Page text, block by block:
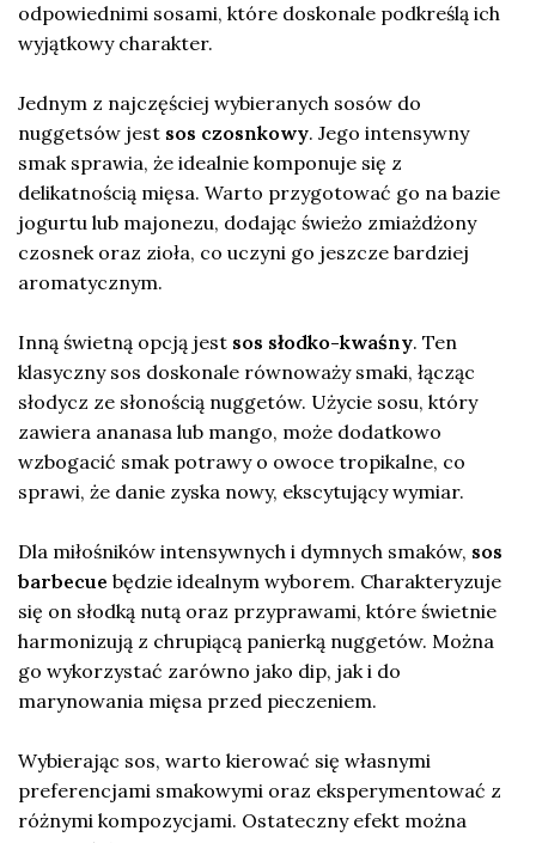
odpowiednimi sosami, które doskonale podkreślą ich
wyjątkowy charakter.
Jednym z najczęściej wybieranych sosów do
nuggetsów jest sos czosnkowy. Jego intensywny
smak sprawia, że idealnie komponuje się z
delikatnością mięsa. Warto przygotować go na bazie
jogurtu lub majonezu, dodając świeżo zmiażdżony
czosnek oraz zioła, co uczyni go jeszcze bardziej
aromatycznym.
Inną świetną opcją jest sos słodko-kwaśny. Ten
klasyczny sos doskonale równoważy smaki, łącząc
słodycz ze słonością nuggetów. Użycie sosu, który
zawiera ananasa lub mango, może dodatkowo
wzbogacić smak potrawy o owoce tropikalne, co
sprawi, że danie zyska nowy, ekscytujący wymiar.
Dla miłośników intensywnych i dymnych smaków, sos
barbecue będzie idealnym wyborem. Charakteryzuje
się on słodką nutą oraz przyprawami, które świetnie
harmonizują z chrupiącą panierką nuggetów. Można
go wykorzystać zarówno jako dip, jak i do
marynowania mięsa przed pieczeniem.
Wybierając sos, warto kierować się własnymi
preferencjami smakowymi oraz eksperymentować z
różnymi kompozycjami. Ostateczny efekt można